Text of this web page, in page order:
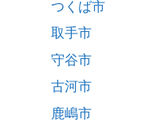
つくば市
取手市
守谷市
古河市
鹿嶋市